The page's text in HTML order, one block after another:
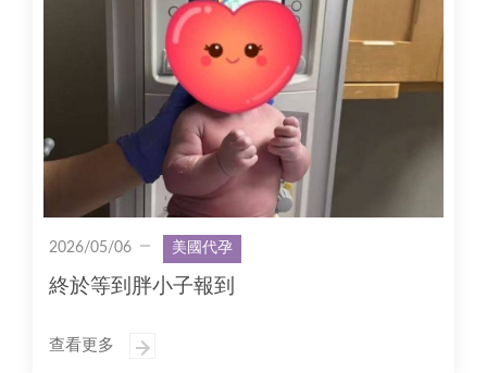
2026/05/06 美國代孕
終於等到胖小子報到
查看更多